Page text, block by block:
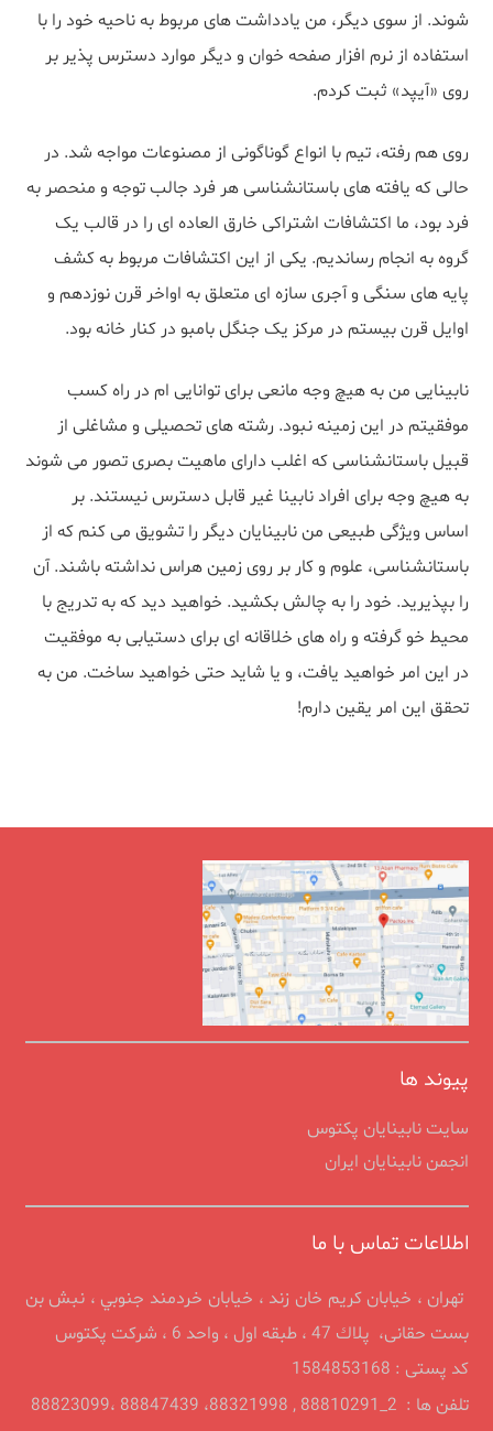
شوند. از سوی دیگر، من یادداشت های مربوط به ناحیه خود را با
استفاده از نرم افزار صفحه خوان و دیگر موارد دسترس پذیر بر
روی «آیپد» ثبت کردم.
روی هم رفته، تیم با انواع گوناگونی از مصنوعات مواجه شد. در
حالی که یافته های باستانشناسی هر فرد جالب توجه و منحصر به
فرد بود، ما اکتشافات اشتراکی خارق العاده ای را در قالب یک
گروه به انجام رساندیم. یکی از این اکتشافات مربوط به کشف
پایه های سنگی و آجری سازه ای متعلق به اواخر قرن نوزدهم و
اوایل قرن بیستم در مرکز یک جنگل بامبو در کنار خانه بود.
نابینایی من به هیچ وجه مانعی برای توانایی ام در راه کسب
موفقیتم در این زمینه نبود. رشته های تحصیلی و مشاغلی از
قبیل باستانشناسی که اغلب دارای ماهیت بصری تصور می شوند
به هیچ وجه برای افراد نابینا غیر قابل دسترس نیستند. بر
اساس ویژگی طبیعی من نابینایان دیگر را تشویق می کنم که از
باستانشناسی، علوم و کار بر روی زمین هراس نداشته باشند. آن
را بپذیرید. خود را به چالش بکشید. خواهید دید که به تدریج با
محیط خو گرفته و راه های خلاقانه ای برای دستیابی به موفقیت
در این امر خواهید یافت، و یا شاید حتی خواهید ساخت. من به
تحقق این امر یقین دارم!
پیوند ها
سایت نابینایان پکتوس
انجمن نابينايان ايران
اطلاعات تماس با ما
تهران ، خيابان كريم خان زند ، خیابان خردمند جنوبي ، نبش بن
بست حقانی، پلاك 47 ، طبقه اول ، واحد 6 ، شرکت پکتوس
کد پستی : 1584853168
تلفن ها : 2_88810291 , 88321998، 88847439 ،88823099